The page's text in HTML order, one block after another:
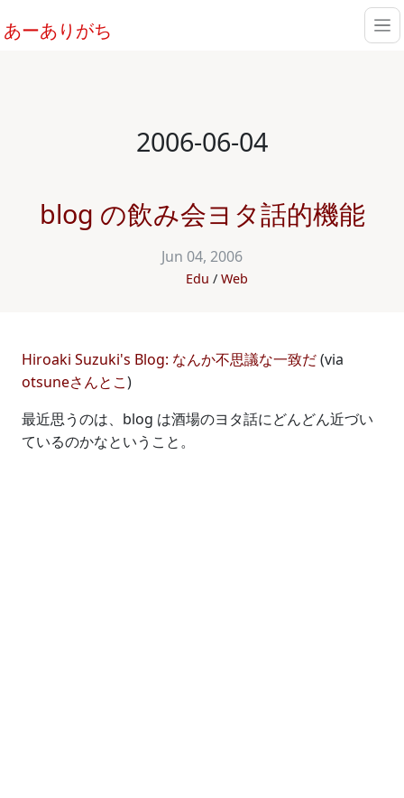
あーありがち
2006-06-04
blog の飲み会ヨタ話的機能
Jun 04, 2006
Edu Web
Hiroaki Suzuki's Blog: なんか不思議な一致だ(via
otsuneさんとこ)
最近思うのは、blog は酒場のヨタ話にどんどん近づい
ているのかなということ。